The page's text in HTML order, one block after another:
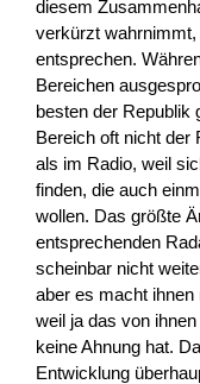
diesem
verkürzt
entsprechen.
Bereichen
besten der Republik
Bereich oft nicht der
als im Radio, weil
finden, die auch
wollen. Das größte
entsprechenden
scheinbar nicht
aber es macht
weil ja das von
keine Ahnung hat.
Entwicklung